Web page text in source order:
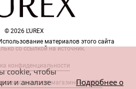
© 2026 L'UREX
материалов этого сайта
со ссылкой на источник.
конфиденциальности
с интернет-магазином L'UREX
cookie, чтобы
и анализе
Подробнее о